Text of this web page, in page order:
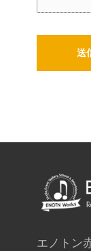
エノトン